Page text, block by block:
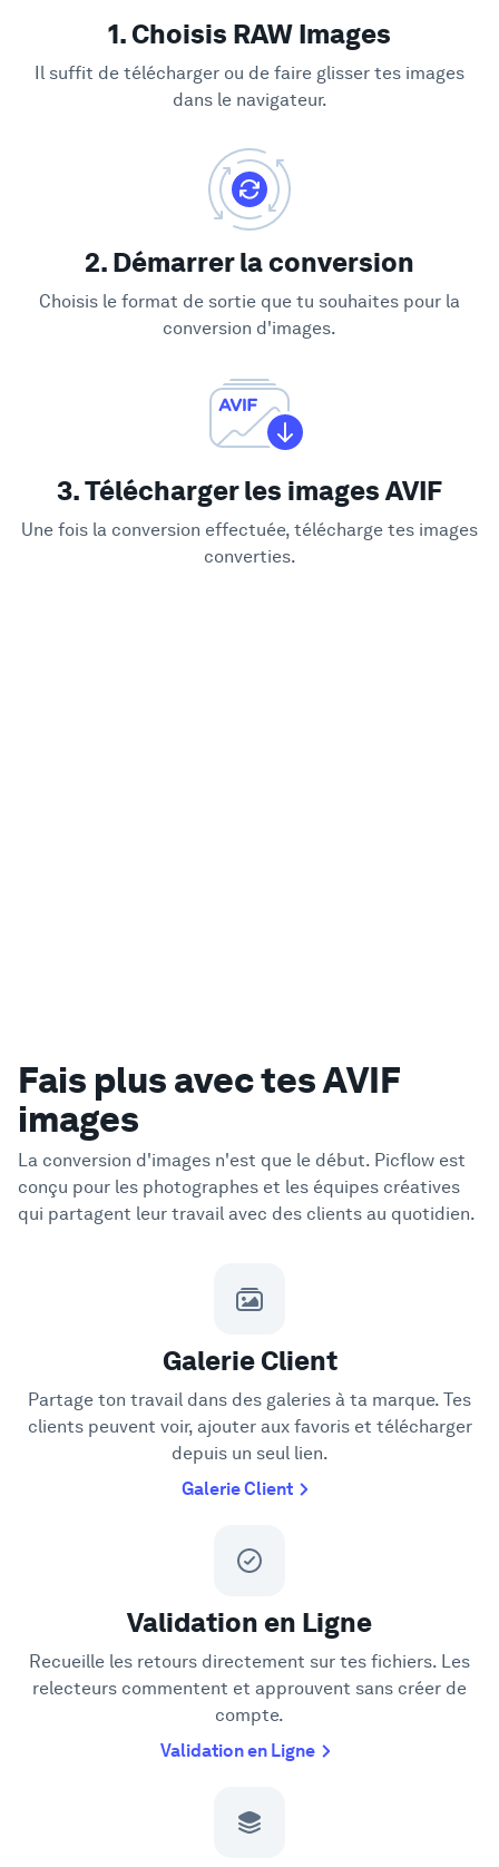
1. Choisis RAW Images
Il suffit de télécharger ou de faire glisser tes images
dans le navigateur.
2. Démarrer la conversion
Choisis le format de sortie que tu souhaites pour la
conversion d'images.
3. Télécharger les images AVIF
Une fois la conversion effectuée, télécharge tes images
converties.
Fais plus avec tes AVIF
images
La conversion d'images n'est que le début. Picflow est
conçu pour les photographes et les équipes créatives
qui partagent leur travail avec des clients au quotidien.
Galerie Client
Partage ton travail dans des galeries à ta marque. Tes
clients peuvent voir, ajouter aux favoris et télécharger
depuis un seul lien.
Galerie Client
Validation en Ligne
Recueille les retours directement sur tes fichiers. Les
relecteurs commentent et approuvent sans créer de
compte.
Validation en Ligne